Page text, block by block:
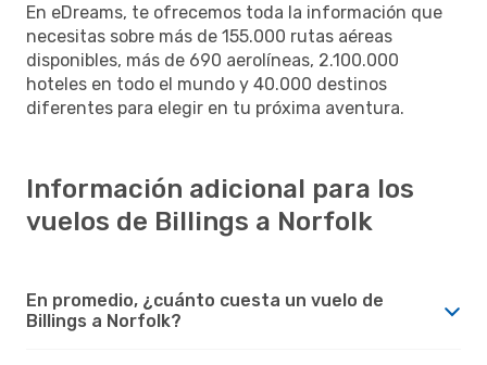
En eDreams, te ofrecemos toda la información que
necesitas sobre más de 155.000 rutas aéreas
disponibles, más de 690 aerolíneas, 2.100.000
hoteles en todo el mundo y 40.000 destinos
diferentes para elegir en tu próxima aventura.
Información adicional para los
vuelos de Billings a Norfolk
En promedio, ¿cuánto cuesta un vuelo de
Billings a Norfolk?